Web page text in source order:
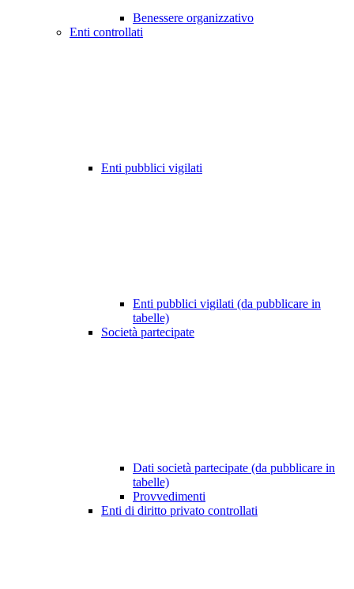
Benessere organizzativo
Enti controllati
Enti pubblici vigilati
Enti pubblici vigilati (da pubblicare in
tabelle)
Società partecipate
Dati società partecipate (da pubblicare in
tabelle)
Provvedimenti
Enti di diritto privato controllati